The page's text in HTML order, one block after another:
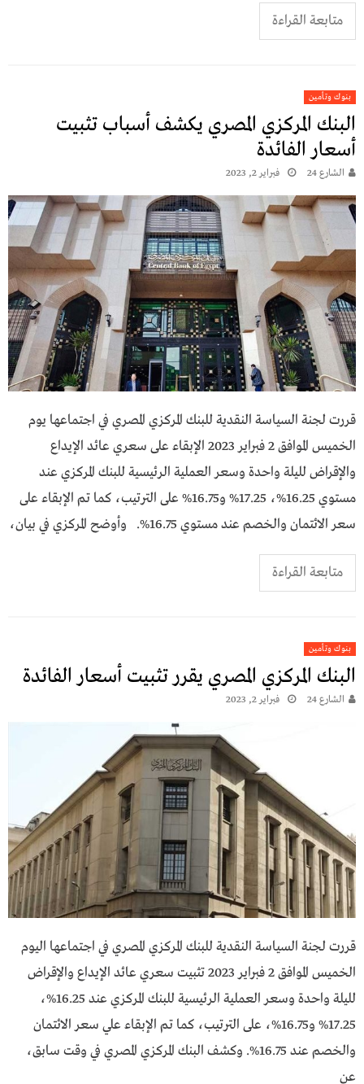
متابعة القراءة
بنوك وتأمين
البنك المركزي المصري يكشف أسباب تثبيت
أسعار الفائدة
الشارع 24 فبراير 2, 2023
قررت لجنة السياسة النقدية للبنك المركزي المصري في اجتماعها يوم
الخميس الموافق 2 فبراير 2023 الإبقاء على سعري عائد الإيداع
والإقراض لليلة واحدة وسعر العملية الرئيسية للبنك المركزي عند
مستوي 16.25%، 17.25% و16.75% على الترتيب، كما تم الإبقاء على
سعر الائتمان والخصم عند مستوي 16.75%. وأوضح المركزي في بيان،
متابعة القراءة
بنوك وتأمين
البنك المركزي المصري يقرر تثبيت أسعار الفائدة
الشارع 24 فبراير 2, 2023
قررت لجنة السياسة النقديـة للبنك المركزي المصري في اجتماعها اليوم
الخميس الموافـــق 2 فبراير 2023 تثبيت سعري عائد الإيداع والإقراض
لليلة واحدة وسعر العملية الرئيسية للبنك المركزي عند 16.25%،
17.25% و16.75%، على الترتيب، كما تم الإبقاء علي سعر الائتمان
والخصم عند 16.75%. وكشف البنك المركزي المصري في وقت سابق،
عن